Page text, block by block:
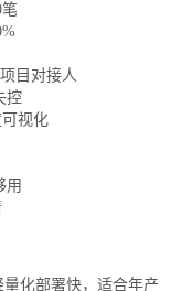
目对接人
控
视化
用
化部署快，适合年产